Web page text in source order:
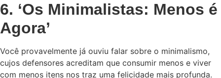
6. ‘Os Minimalistas: Menos é
Agora’
Você provavelmente já ouviu falar sobre o minimalismo,
cujos defensores acreditam que consumir menos e viver
com menos itens nos traz uma felicidade mais profunda.